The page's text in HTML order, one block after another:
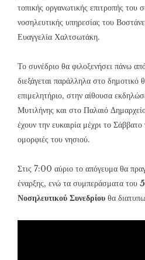
τοπικής οργανωτικής επιτροπής του
νοσηλευτικής υπηρεσίας του
Ευαγγελία Χαλτσωτάκη.
Το συνέδριο θα φιλοξενήσει πάνω
διεξάγεται παράλληλα στο δημοτικό
επιμελητήριο, στην αίθουσα
Μυτιλήνης και στο Παλαιό
έχουν την ευκαιρία μέχρι το Σάββατο
ομορφιές του νησιού.
Στις 7:00 αύριο το απόγευμα θα
έναρξης, ενώ τα συμπεράσματα του
Νοσηλευτικού Συνεδρίου θα